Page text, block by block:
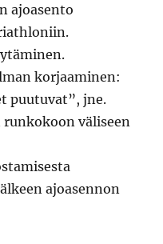
ajoasento
korjaaminen:
puutuvat”, jne.
väliseen
ajoasennon